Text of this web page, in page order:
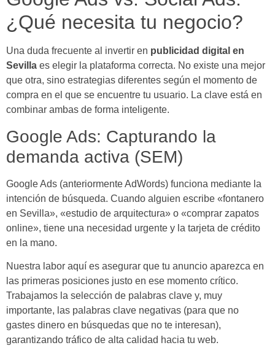
¿Qué necesita tu negocio?
Una duda frecuente al invertir en publicidad digital en
Sevilla es elegir la plataforma correcta. No existe una mejor
que otra, sino estrategias diferentes según el momento de
compra en el que se encuentre tu usuario. La clave está en
combinar ambas de forma inteligente.
Google Ads: Capturando la
demanda activa (SEM)
Google Ads (anteriormente AdWords) funciona mediante la
intención de búsqueda. Cuando alguien escribe «fontanero
en Sevilla», «estudio de arquitectura» o «comprar zapatos
online», tiene una necesidad urgente y la tarjeta de crédito
en la mano.
Nuestra labor aquí es asegurar que tu anuncio aparezca en
las primeras posiciones justo en ese momento crítico.
Trabajamos la selección de palabras clave y, muy
importante, las palabras clave negativas (para que no
gastes dinero en búsquedas que no te interesan),
garantizando tráfico de alta calidad hacia tu web.